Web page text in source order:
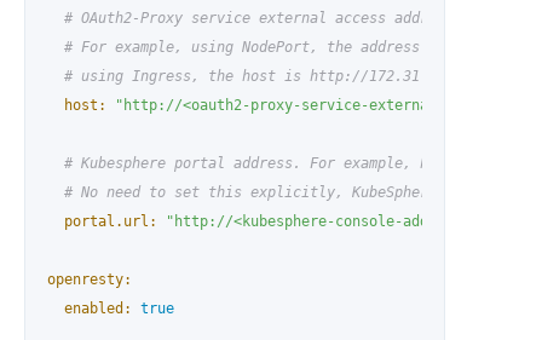
# OAuth2-Proxy service external access address
# For example, using NodePort, the address is http://
# using Ingress, the host is http://
host:
"http://<oauth2-proxy-service-external-access-
# Kubesphere portal address. For example, http://
# No need to set this explicitly, KubeSphere's portal
portal.url:
"http://<kubesphere-console-address>"
openresty:
enabled:
true